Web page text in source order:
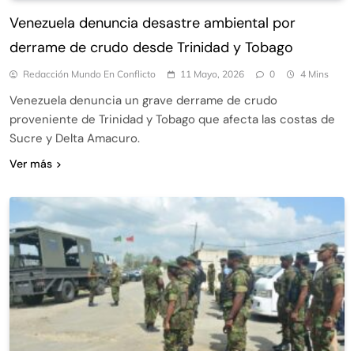
Venezuela denuncia desastre ambiental por
derrame de crudo desde Trinidad y Tobago
Redacción Mundo En Conflicto 11 Mayo, 2026 0 4 Mins
Venezuela denuncia un grave derrame de crudo
proveniente de Trinidad y Tobago que afecta las costas de
Sucre y Delta Amacuro.
Ver más